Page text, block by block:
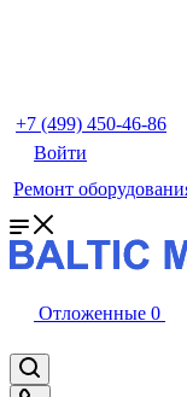
+7 (499) 450-46-86
Войти
Ремонт
Отложенные 0